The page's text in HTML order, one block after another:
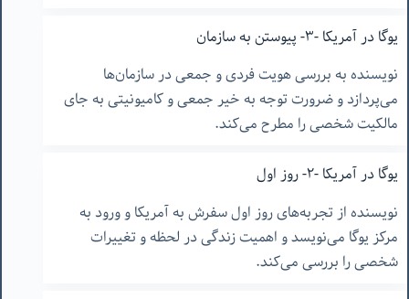
یوگا در آمریکا -٣- پیوستن به سازمان
نویسنده به بررسی هویت فردی و جمعی در سازمان‌ها
می‌پردازد و ضرورت توجه به خیر جمعی و کامیونیتی به جای
مالکیت شخصی را مطرح می‌کند.
یوگا در آمریکا -٢- روز اول
نویسنده از تجربه‌های روز اول سفرش به آمریکا و ورود به
مرکز یوگا می‌نویسد و اهمیت زندگی در لحظه و تغییرات
شخصی را بررسی می‌کند.